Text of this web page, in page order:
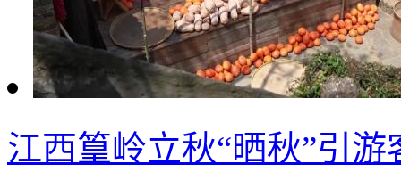
江西篁岭立秋“晒秋”引游